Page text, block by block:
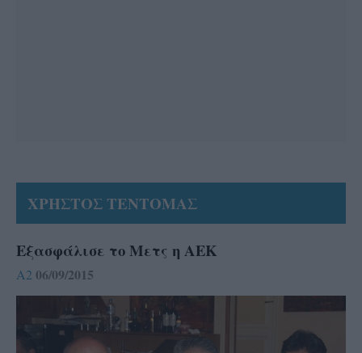
ΧΡΗΣΤΟΣ ΤΕΝΤΟΜΑΣ
Εξασφάλισε το Μετς η ΑΕΚ
A2 06/09/2015